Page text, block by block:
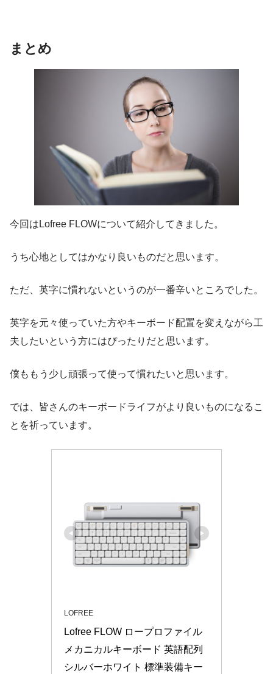
まとめ
今回はLofree FLOWについて紹介してきました。
うち心地としてはかなり良いものだと思います。
ただ、英字に慣れないというのが一番辛いところでした。
英字を元々使っていた方やキーボード配置を変えながら工
夫したいという方にはぴったりだと思います。
僕ももう少し頑張って使って慣れたいと思います。
では、皆さんのキーボードライフがより良いものになるこ
とを祈っています。
LOFREE
Lofree FLOW ロープロファイル
メカニカルキーボード 英語配列
シルバーホワイト 標準装備キー